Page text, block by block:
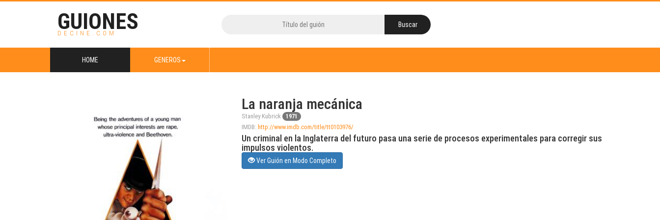
GUIONES
DECINE.COM
HOME GENEROS
La naranja mecánica
Stanley Kubrick 1971
IMDB: http://www.imdb.com/title/tt0103976/
Un criminal en la Inglaterra del futuro pasa una serie de procesos experimentales para corregir sus
impulsos violentos.
Ver Guión en Modo Completo